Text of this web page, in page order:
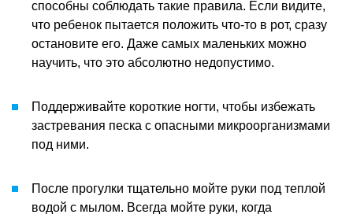
способны соблюдать такие правила. Если видите,
что ребенок пытается положить что-то в рот, сразу
остановите его. Даже самых маленьких можно
научить, что это абсолютно недопустимо.
Поддерживайте короткие ногти, чтобы избежать
застревания песка с опасными микроорганизмами
под ними.
После прогулки тщательно мойте руки под теплой
водой с мылом. Всегда мойте руки, когда